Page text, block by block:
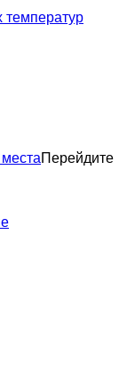
Перейдите